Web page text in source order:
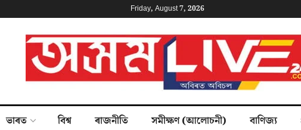
Friday, August 7, 2026
ভাৰত বিশ্ব ৰাজনীতি সমীক্ষণ (আলোচনী) বাণিজ্য